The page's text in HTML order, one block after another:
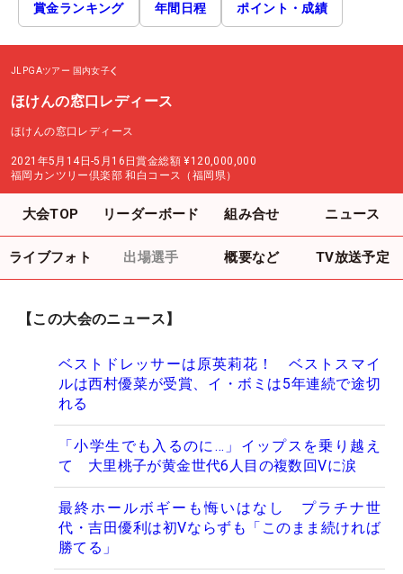
賞金ランキング 年間日程 ポイント・成績
JLPGAツアー 国内女子
ほけんの窓口レディース
ほけんの窓口レディース
2021年5月14日-5月16日賞金総額 ¥120,000,000
福岡カンツリー倶楽部 和白コース（福岡県）
大会TOP リーダーボード 組み合せ ニュース
ライブフォト 出場選手 概要など TV放送予定
【この大会のニュース】
ベストドレッサーは原英莉花！ ベストスマイ
ルは西村優菜が受賞、イ・ボミは5年連続で途切
れる
「小学生でも入るのに…」イップスを乗り越え
て 大里桃子が黄金世代6人目の複数回Vに涙
最終ホールボギーも悔いはなし プラチナ世
代・吉田優利は初Vならずも「このまま続ければ
勝てる」